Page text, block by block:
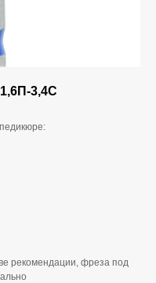
3,4С
рекомендации, фреза под